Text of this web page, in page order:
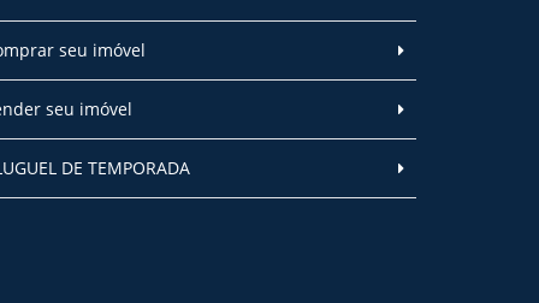
seu imóvel
seu imóvel
DE TEMPORADA